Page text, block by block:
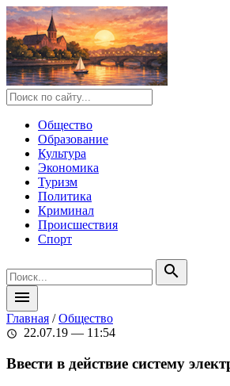
Общество
Образование
Культура
Экономика
Туризм
Политика
Криминал
Происшествия
Спорт
search
menu
Главная /Общество
schedule 22.07.19 — 11:54
Ввести в действие систему